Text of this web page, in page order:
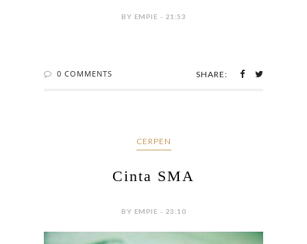
BY EMPIE - 21:53
0 COMMENTS SHARE:
CERPEN
Cinta SMA
BY EMPIE - 23:10